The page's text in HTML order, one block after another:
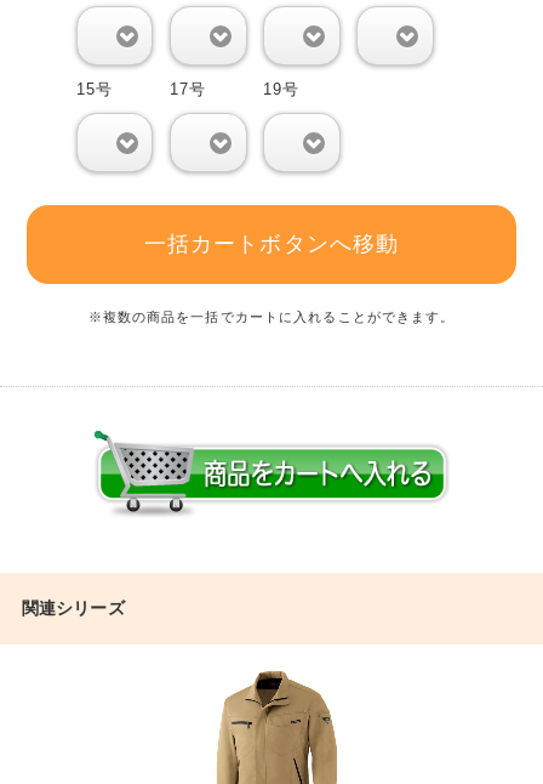
15号 17号 19号
一括カートボタンへ移動
※複数の商品を一括でカートに入れることができます。
関連シリーズ